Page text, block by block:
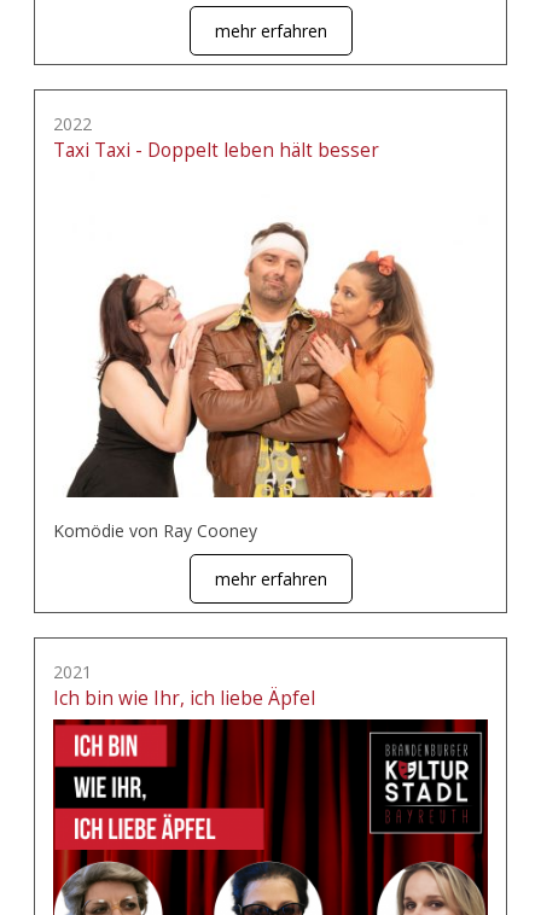
mehr erfahren
2022
Taxi Taxi - Doppelt leben hält besser
Komödie von Ray Cooney
mehr erfahren
2021
Ich bin wie Ihr, ich liebe Äpfel